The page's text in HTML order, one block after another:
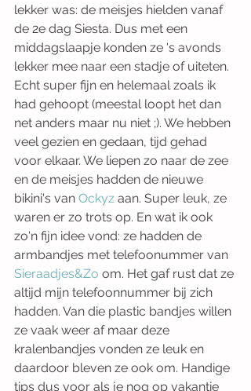
lekker was: de meisjes hielden vanaf
de 2e dag Siesta. Dus met een
middagslaapje konden ze 's avonds
lekker mee naar een stadje of uiteten.
Echt super fijn en helemaal zoals ik
had gehoopt (meestal loopt het dan
net anders maar nu niet ;). We hebben
veel gezien en gedaan, tijd gehad
voor elkaar. We liepen zo naar de zee
en de meisjes hadden de nieuwe
bikini's van Ockyz aan. Super leuk, ze
waren er zo trots op. En wat ik ook
zo'n fijn idee vond: ze hadden de
armbandjes met telefoonummer van
Sieraadjes&Zo om. Het gaf rust dat ze
altijd mijn telefoonnummer bij zich
hadden. Van die plastic bandjes willen
ze vaak weer af maar deze
kralenbandjes vonden ze leuk en
daardoor bleven ze ook om. Handige
tips dus voor als je nog op vakantie